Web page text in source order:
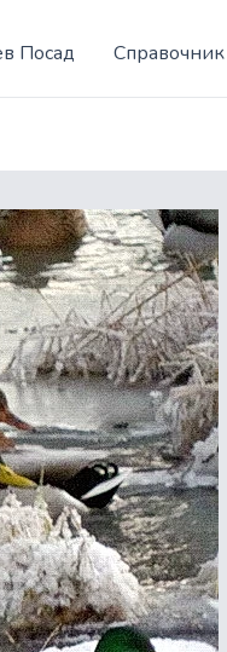
Посад Справочник